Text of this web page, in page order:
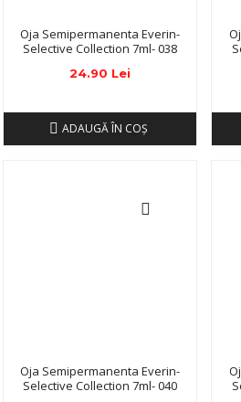
Oja Semipermanenta Everin-
Selective Collection 7ml- 038
24.90 Lei
ADAUGĂ ÎN COŞ
Oja Semipermanenta Everin-
Selective Collection 7ml- 040